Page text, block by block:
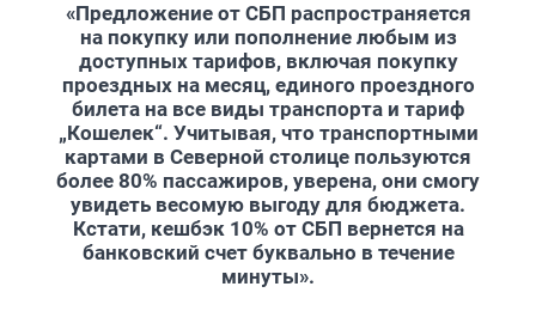
«Предложение от СБП распространяется
на покупку или пополнение любым из
доступных тарифов, включая покупку
проездных на месяц, единого проездного
билета на все виды транспорта и тариф
„Кошелек“. Учитывая, что транспортными
картами в Северной столице пользуются
более 80% пассажиров, уверена, они смогу
увидеть весомую выгоду для бюджета.
Кстати, кешбэк 10% от СБП вернется на
банковский счет буквально в течение
минуты».